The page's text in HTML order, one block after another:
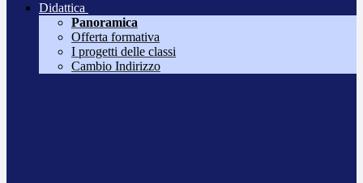
Didattica
Panoramica
Offerta formativa
I progetti delle classi
Cambio Indirizzo